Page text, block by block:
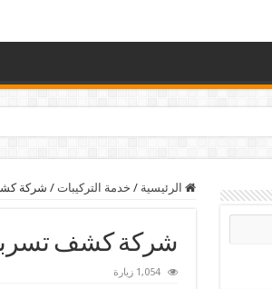
الرئيسية / خدمة التركيبات / شركة
شركة كشف
1,054 زيارة